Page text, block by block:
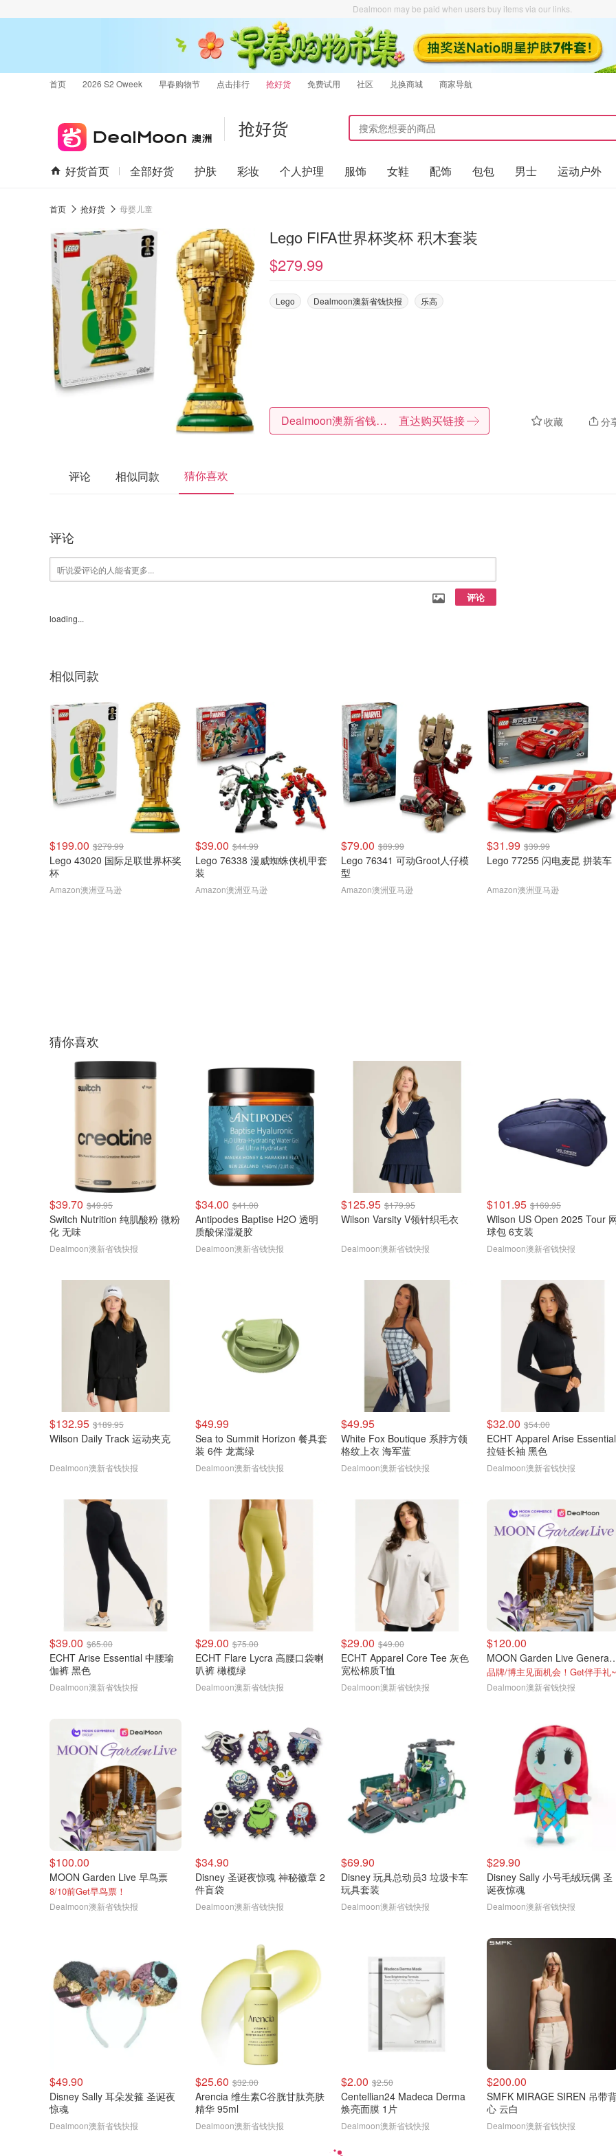
Dealmoon may be paid when users buy items via our links.
首页 2026 S2 Oweek 早春购物节 点击排行 抢好货 免费试用 社区 兑换商城 商家导航
抢好货
好货首页 全部好货 护肤 彩妆 个人护理 服饰 女鞋 配饰 包包 男士 运动户外
首页 抢好货 母婴儿童
Lego FIFA世界杯奖杯 积木套装
$279.99
Lego Dealmoon澳新省钱快报 乐高
收藏 分
Dealmoon澳新省钱快报 直达购买链接
评论 相似同款 猜你喜欢
评论
评论
loading...
相似同款
$199.00 $279.99
Lego 43020 国际足联世界杯奖
杯
Amazon澳洲亚马逊
$39.00 $44.99
Lego 76338 漫威蜘蛛侠机甲套
装
Amazon澳洲亚马逊
$79.00 $89.99
Lego 76341 可动Groot人仔模
型
Amazon澳洲亚马逊
$31.99 $39.99
Lego 77255 闪电麦昆 拼装车
Amazon澳洲亚马逊
猜你喜欢
$39.70 $49.95
Switch Nutrition 纯肌酸粉 微粉
化 无味
Dealmoon澳新省钱快报
$34.00 $41.00
Antipodes Baptise H2O 透明
质酸保湿凝胶
Dealmoon澳新省钱快报
$125.95 $179.95
Wilson Varsity V领针织毛衣
Dealmoon澳新省钱快报
$101.95 $169.95
Wilson US Open 2025 Tour
球包 6支装
Dealmoon澳新省钱快报
$132.95 $189.95
Wilson Daily Track 运动夹克
Dealmoon澳新省钱快报
$49.99
Sea to Summit Horizon 餐具套
装 6件 龙蒿绿
Dealmoon澳新省钱快报
$49.95
White Fox Boutique 系脖方领
格纹上衣 海军蓝
Dealmoon澳新省钱快报
$32.00 $54.00
ECHT Apparel Arise Essential
拉链长袖 黑色
Dealmoon澳新省钱快报
$39.00 $65.00
ECHT Arise Essential 中腰瑜
伽裤 黑色
Dealmoon澳新省钱快报
$29.00 $75.00
ECHT Flare Lycra 高腰口袋喇
叭裤 橄榄绿
Dealmoon澳新省钱快报
$29.00 $49.00
ECHT Apparel Core Tee 灰色
宽松棉质T恤
Dealmoon澳新省钱快报
$120.00
MOON
品牌/博主见面机会！Get伴手礼~
Dealmoon澳新省钱快报
$100.00
MOON Garden Live 早鸟票
8/10前Get早鸟票！
Dealmoon澳新省钱快报
$34.90
Disney 圣诞夜惊魂 神秘徽章 2
件盲袋
Dealmoon澳新省钱快报
$69.90
Disney 玩具总动员3 垃圾卡车
玩具套装
Dealmoon澳新省钱快报
$29.90
Disney Sally 小号毛绒玩偶 圣
诞夜惊魂
Dealmoon澳新省钱快报
$49.90
Disney Sally 耳朵发箍 圣诞夜
惊魂
Dealmoon澳新省钱快报
$25.60 $32.00
Arencia 维生素C谷胱甘肽亮肤
精华 95ml
Dealmoon澳新省钱快报
$2.00 $2.50
Centellian24 Madeca Derma
焕亮面膜 1片
Dealmoon澳新省钱快报
$200.00
SMFK MIRAGE SIREN 吊带
心 云白
Dealmoon澳新省钱快报